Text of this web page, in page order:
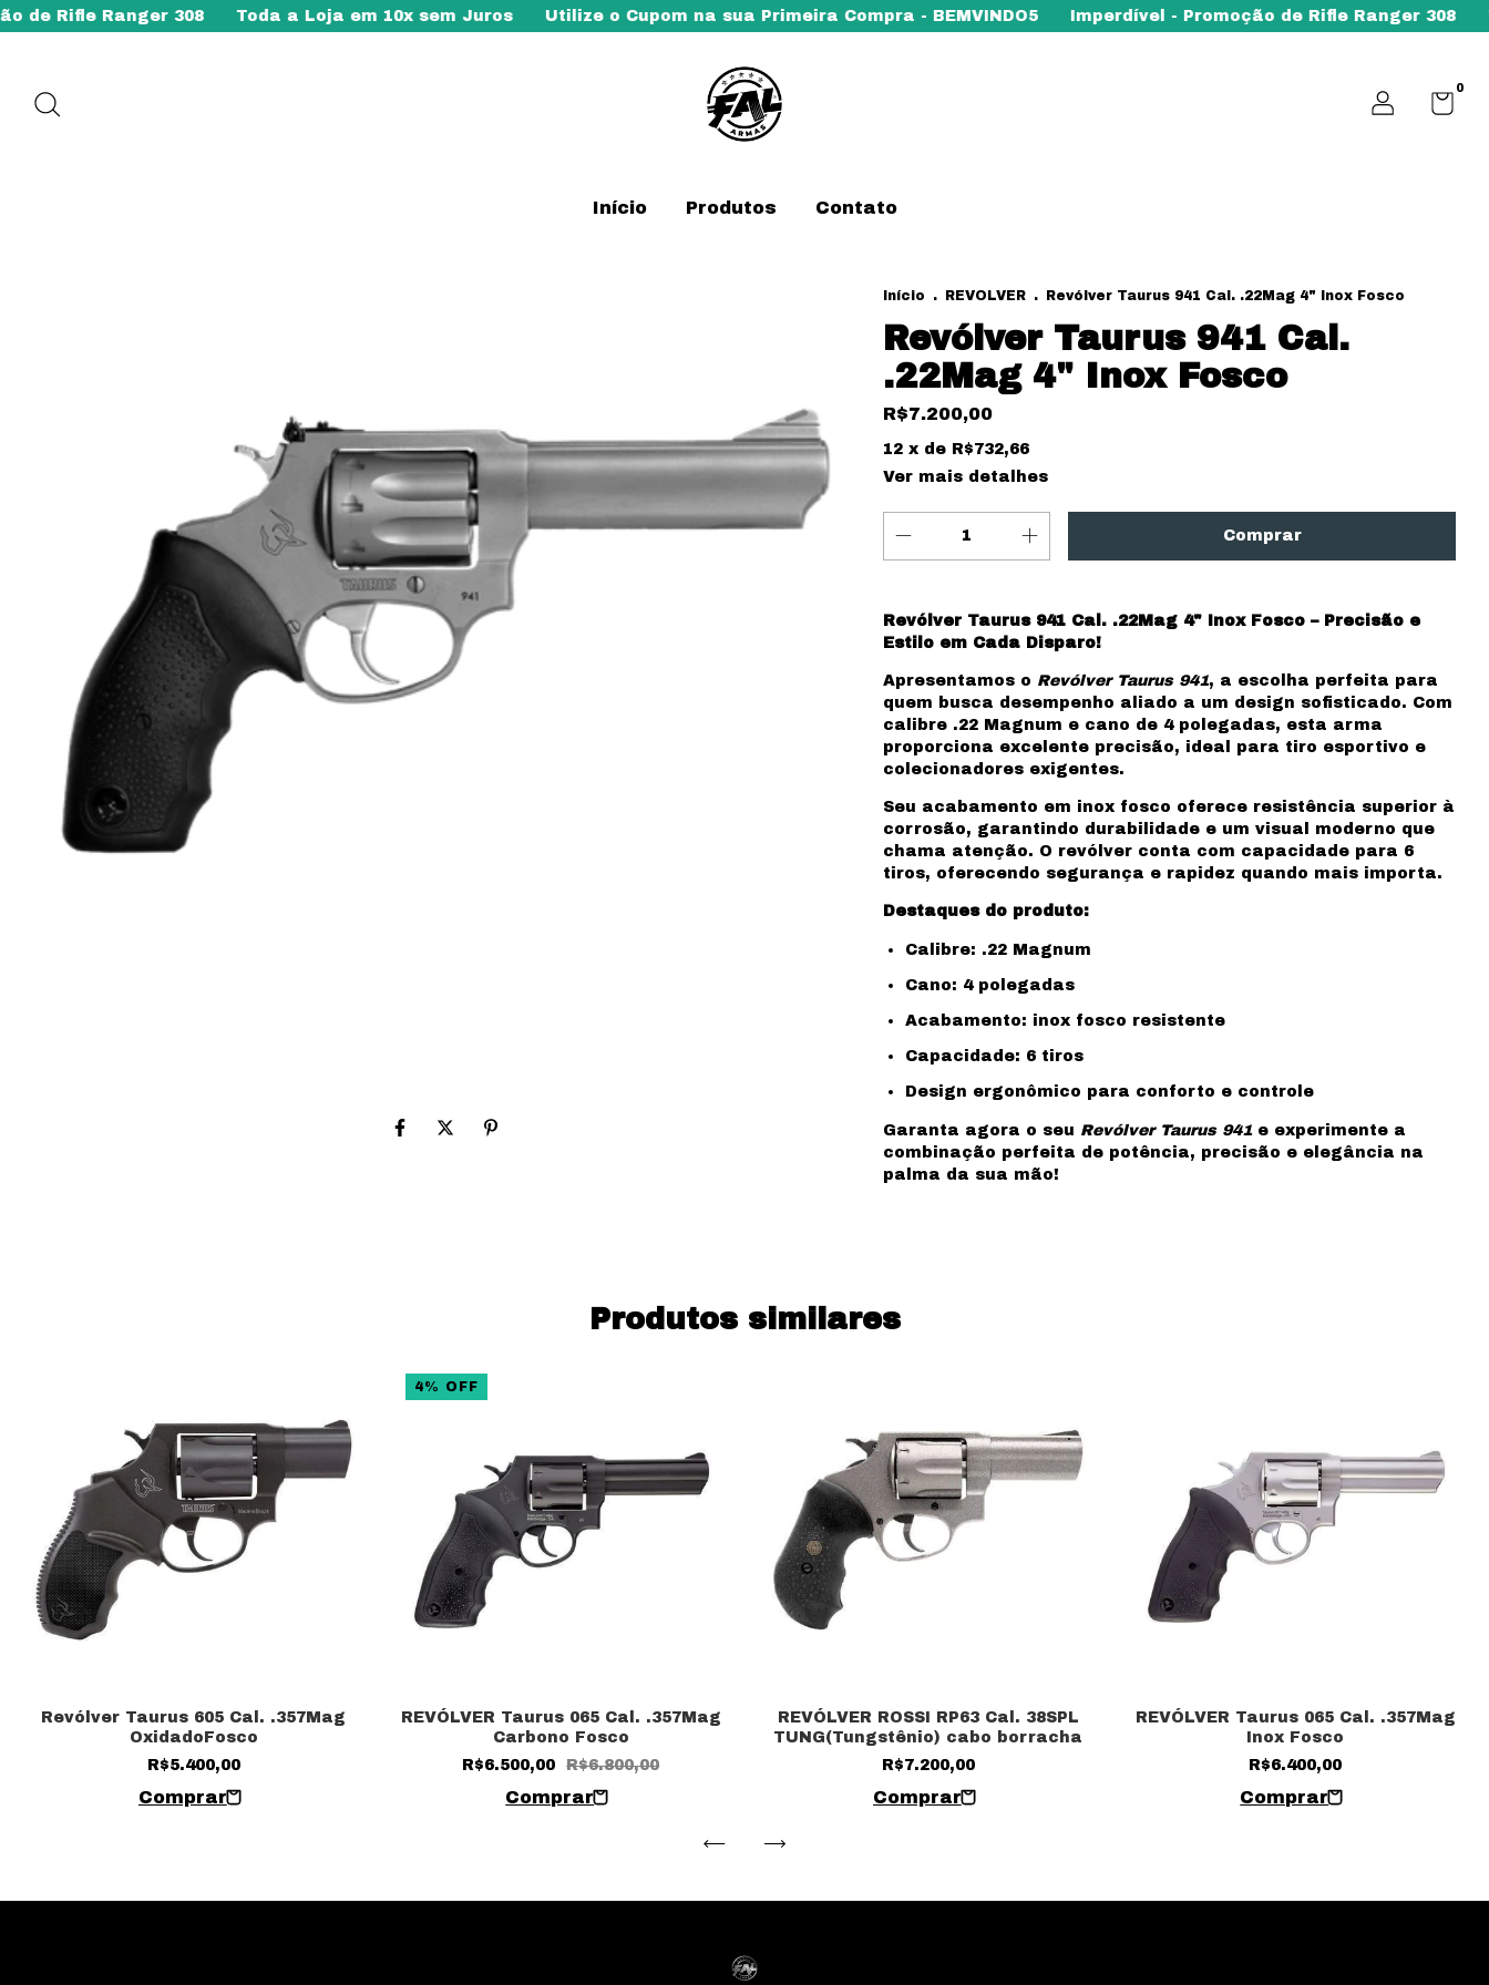
Rifle Ranger 308 Toda a Loja em 10x sem Juros Utilize o Cupom na sua Primeira Compra - BEMVINDO5 Imperdível - Promoção de Rifle Ranger 308
0
Início Produtos Contato
Início . REVOLVER . Revólver Taurus 941 Cal. .22Mag 4" Inox Fosco
Revólver Taurus 941 Cal.
.22Mag 4" Inox Fosco
R$7.200,00
12 x de R$732,66
Ver mais detalhes
Revólver Taurus 941 Cal. .22Mag 4" Inox Fosco – Precisão e
Estilo em Cada Disparo!
Apresentamos o Revólver Taurus 941, a escolha perfeita para
quem busca desempenho aliado a um design sofisticado. Com
calibre .22 Magnum e cano de 4 polegadas, esta arma
proporciona excelente precisão, ideal para tiro esportivo e
colecionadores exigentes.
Seu acabamento em inox fosco oferece resistência superior à
corrosão, garantindo durabilidade e um visual moderno que
chama atenção. O revólver conta com capacidade para 6
tiros, oferecendo segurança e rapidez quando mais importa.
Destaques do produto:
Calibre: .22 Magnum
Cano: 4 polegadas
Acabamento: inox fosco resistente
Capacidade: 6 tiros
Design ergonômico para conforto e controle
Garanta agora o seu Revólver Taurus 941e experimente a
combinação perfeita de potência, precisão e elegância na
palma da sua mão!
Produtos similares
Revólver Taurus 605 Cal. .357Mag
OxidadoFosco
R$5.400,00
4% OFF
REVÓLVER Taurus 065 Cal. .357Mag
Carbono Fosco
R$6.500,00
R$6.800,00
REVÓLVER ROSSI RP63 Cal. 38SPL
TUNG(Tungstênio) cabo borracha
R$7.200,00
REVÓLVER Taurus 065 Cal. .357Mag
Inox Fosco
R$6.400,00